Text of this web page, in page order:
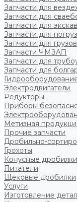
Запчасти для
Запчасти для
Запчасти для
Запчасти для
Запчасти для
Запчасти ЧМЗАП
Запчасти для
Запчасти для
Электродвигатели
Редукторы
Приборы
Метизная
Прочие запчасти
Дробильно-
Грохоты
Конусные дробилки
Питатели
Щековые дробилки
Услуги
Изготовление